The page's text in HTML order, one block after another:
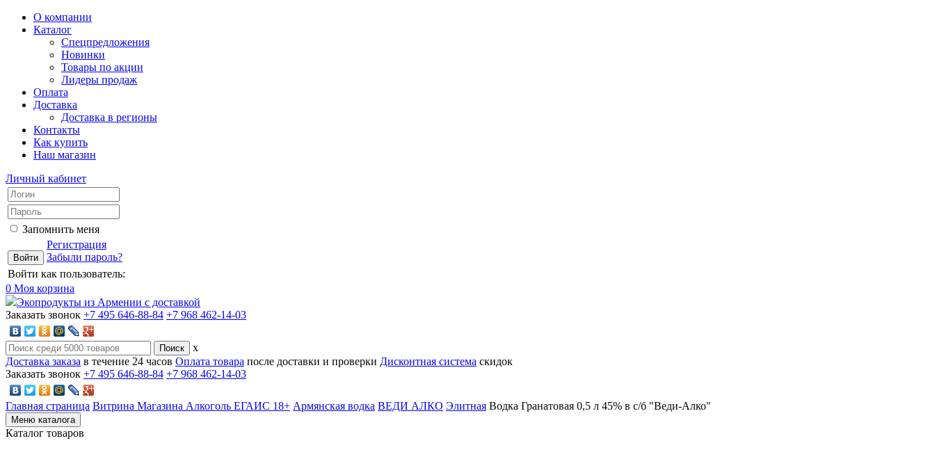
О компании
Каталог
Спецпредложения
Новинки
Товары по акции
Лидеры продаж
Оплата
Доставка
Доставка в регионы
Контакты
Как купить
Наш магазин
Личный кабинет
Запомнить меня
Регистрация
Забыли пароль?
Войти как пользователь:
0 Моя корзина
Экопродукты из Армении с доставкой
Заказать звонок +7 495 646-88-84 +7 968 462-14-03
x
Доставка заказа в течение 24 часов Оплата товара после доставки и проверки Дисконтная система скидок
Заказать звонок +7 495 646-88-84 +7 968 462-14-03
Главная страница Витрина Магазина Алкоголь ЕГАИС 18+ Армянская водка ВЕДИ АЛКО Элитная Водка Гранатовая 0,5 л 45% в с/б "Веди-Алко"
Меню каталога
Каталог товаров